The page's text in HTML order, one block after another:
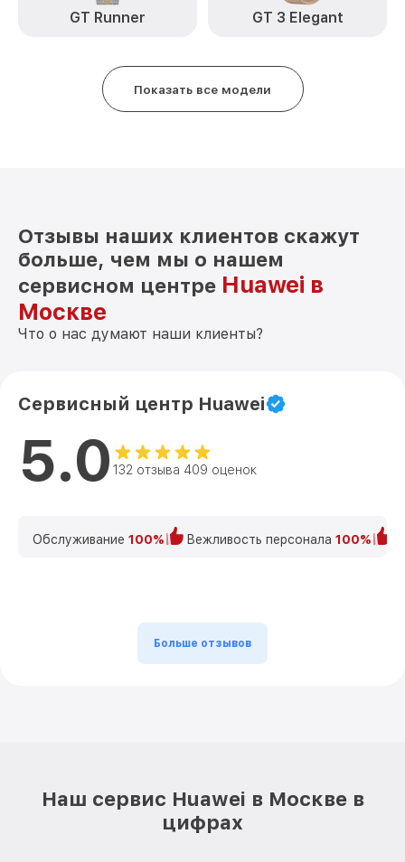
GT Runner GT 3 Elegant
Показать все модели
Отзывы наших клиентов скажут
больше, чем мы о нашем
сервисном центре Huawei в
Москве
Что о нас думают наши клиенты?
Сервисный центр Huawei
5.0 132 отзыва 409 оценок
Обслуживание 100% Вежливость персонала 100%
Больше отзывов
Наш сервис Huawei в Москве в
цифрах